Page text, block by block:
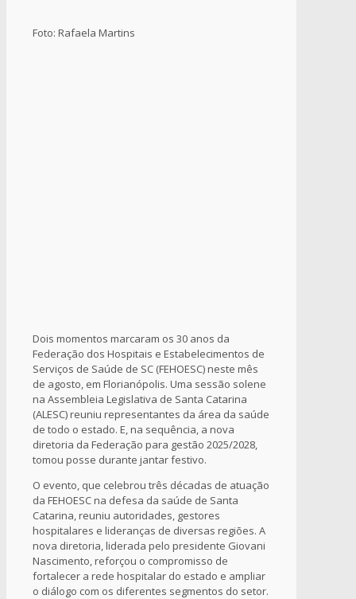
Foto: Rafaela Martins
Dois momentos marcaram os 30 anos da
Federação dos Hospitais e Estabelecimentos de
Serviços de Saúde de SC (FEHOESC) neste mês
de agosto, em Florianópolis. Uma sessão solene
na Assembleia Legislativa de Santa Catarina
(ALESC) reuniu representantes da área da saúde
de todo o estado. E, na sequência, a nova
diretoria da Federação para gestão 2025/2028,
tomou posse durante jantar festivo.
O evento, que celebrou três décadas de atuação
da FEHOESC na defesa da saúde de Santa
Catarina, reuniu autoridades, gestores
hospitalares e lideranças de diversas regiões. A
nova diretoria, liderada pelo presidente Giovani
Nascimento, reforçou o compromisso de
fortalecer a rede hospitalar do estado e ampliar
o diálogo com os diferentes segmentos do setor.